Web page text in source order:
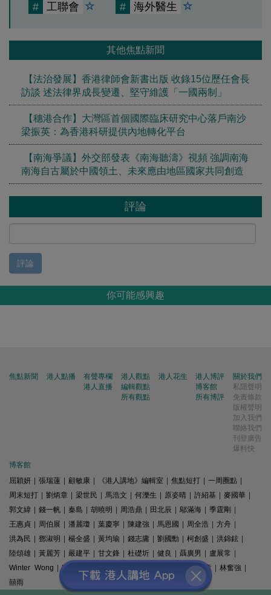
# 工聯會 # 海外醫生
其他焦點新聞
【法治發展】香港律師會新書出版 收錄15位歷任會長
訪談 述法律界成長變遷、堅守維護「一國兩制」
【穗港合作】大灣區首個國際臨床研究中心落戶南沙
梁振英：為香港科研提供內地轉化平台
【南海爭議】外交部發表《南海聽濤》視頻 強調南海
南海自古屬於中國領土、未來應由地區國家共同創造
評論
評論
你可能感興趣
焦點新聞 港人點播
有聲專欄
港人直播
港人觀點
編輯觀點
所有觀點
港人花生
港人博評
博客館
所有博評
關於我們
私隱聲明
免責條款
版權聲明
加入我們
聯絡我們
刊登廣告
爆料快
博客館
屈穎妍
張瑞蓮 顧敏康 《港人講地》編輯室 焦點短打 一周圈點
周末短打
劉炳章 梁世民 馬浩文 何濼生 原姿晴 許紹基 麥國華
郭文緯
錢一帆 秦島 胡曉明 周浩鼎 田北辰 鄔滿海 季霆剛
王惠貞
周伯展 潘麗瓊 葉慶寧 陳建強 馬恩國 周全浩 方舟
洪為民
鄧淑明 楊全盛 黃均瑜 錢志庸 劉國勳 柯創盛 洪錦鉉
陸頌雄
黃麗芳 嚴建平 甘文鋒 杜礎圻 健良 聶廣男 盧展常
Winter Wong
K2 梁文新 羅崑 姚銘 精選文章 林奮強
囍雨